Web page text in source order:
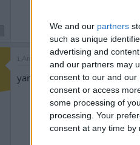
We and our partners
such as unique
advertising and
and our partners may
consent to our and our
consent or access
some processing of
processing. Your
consent at any time by
1 Ara 2021
yamalarınız ücretsiz mi?